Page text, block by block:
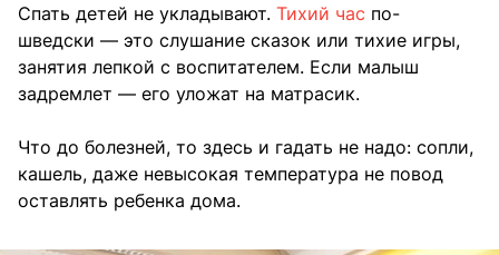
Спать детей не укладывают. Тихий час по-
шведски — это слушание сказок или тихие игры,
занятия лепкой с воспитателем. Если малыш
задремлет — его уложат на матрасик.
Что до болезней, то здесь и гадать не надо: сопли,
кашель, даже невысокая температура не повод
оставлять ребенка дома.